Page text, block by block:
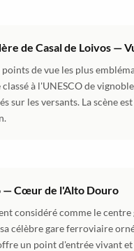
de Casal de Loivos —
points de vue les plus
classé à l'UNESCO de
sur les versants. La scène
— Cœur de l'Alto Douro
considéré comme le
célèbre gare ferroviaire
un point d'entrée vivant